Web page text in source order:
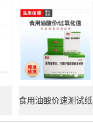
食用油酸价速测试纸